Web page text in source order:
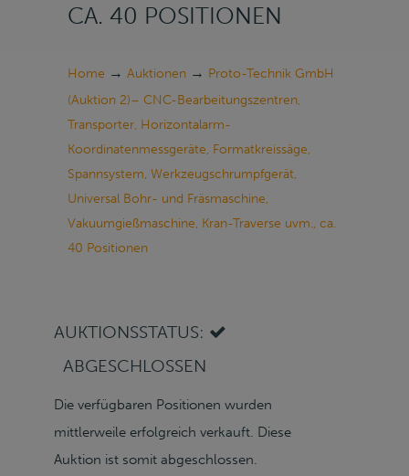
A. 40 POSITIONEN
Home → Auktionen → Proto-Technik GmbH
(Auktion 2)– CNC-Bearbeitungszentren,
Transporter, Horizontalarm-
Koordinatenmessgeräte, Formatkreissäge,
Spannsystem, Werkzeugschrumpfgerät,
Universal Bohr- und Fräsmaschine,
Vakuumgießmaschine, Kran-Traverse uvm., ca.
40 Positionen
AUKTIONSSTATUS:
ABGESCHLOSSEN
Die verfügbaren Positionen wurden
mittlerweile erfolgreich verkauft. Diese
Auktion ist somit abgeschlossen.